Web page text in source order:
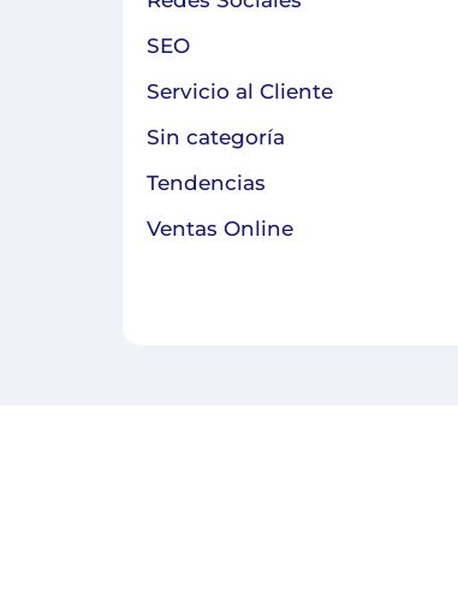
SEO
Servicio al Cliente
Sin categoría
Tendencias
Ventas Online